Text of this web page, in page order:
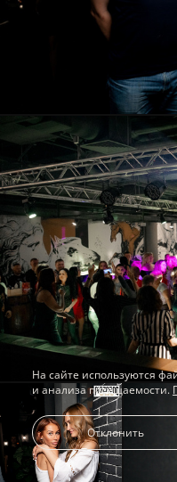
На сайте используются
и анализа посещаемости.
Отклонить